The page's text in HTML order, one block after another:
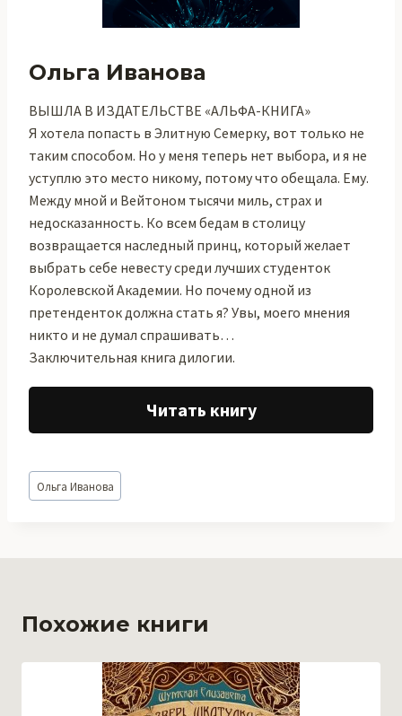
Ольга Иванова
ВЫШЛА В ИЗДАТЕЛЬСТВЕ «АЛЬФА-КНИГА»
Я хотела попасть в Элитную Семерку, вот только не
таким способом. Но у меня теперь нет выбора, и я не
уступлю это место никому, потому что обещала. Ему.
Между мной и Вейтоном тысячи миль, страх и
недосказанность. Ко всем бедам в столицу
возвращается наследный принц, который желает
выбрать себе невесту среди лучших студенток
Королевской Академии. Но почему одной из
претенденток должна стать я? Увы, моего мнения
никто и не думал спрашивать…
Заключительная книга дилогии.
Читать книгу
Метки
записи:
Ольга Иванова
Похожие книги